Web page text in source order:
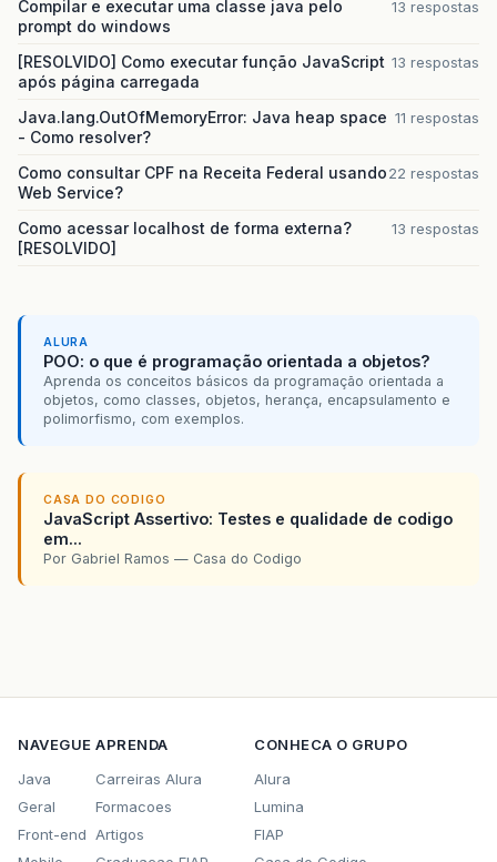
Compilar e executar uma classe java pelo
prompt do windows
13 respostas
[RESOLVIDO] Como executar função JavaScript
após página carregada
13 respostas
Java.lang.OutOfMemoryError: Java heap space
- Como resolver?
11 respostas
Como consultar CPF na Receita Federal usando
Web Service?
22 respostas
Como acessar localhost de forma externa?
[RESOLVIDO]
13 respostas
ALURA
POO: o que é programação orientada a objetos?
Aprenda os conceitos básicos da programação orientada a
objetos, como classes, objetos, herança, encapsulamento e
polimorfismo, com exemplos.
CASA DO CODIGO
JavaScript Assertivo: Testes e qualidade de codigo
em...
Por Gabriel Ramos — Casa do Codigo
NAVEGUE
Java
Geral
Front-end
APRENDA
Carreiras Alura
Formacoes
Artigos
CONHECA O GRUPO
Alura
Lumina
FIAP